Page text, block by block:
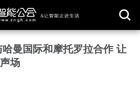
曼国际和摩托罗拉合作 让
场